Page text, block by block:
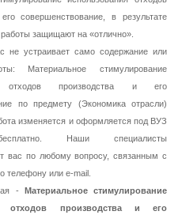
совершенствование, в результате
защищают на «отлично».
не устраивает само содержание или
Материальное стимулирование
отходов производства и его
по предмету (Экономика отрасли)
изменяется и оформляется под ВУЗ
Наши специалисты
вас по любому вопросу, связанным с
телефону или e-mail.
- Материальное стимулирование
отходов производства и его